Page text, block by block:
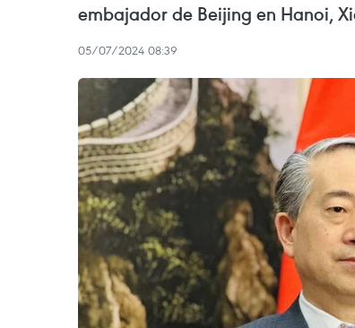
embajador de Beijing en Hanoi,
05/07/2024 08:39